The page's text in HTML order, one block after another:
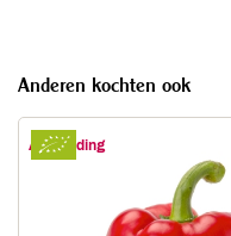
Anderen kochten ook
Aanbieding